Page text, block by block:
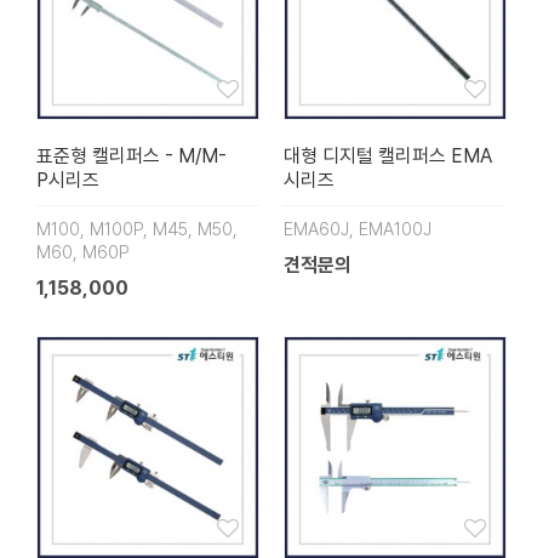
표준형 캘리퍼스 - M/M-
P시리즈
M100, M100P, M45, M50,
M60, M60P
1,158,000
대형 디지털 캘리퍼스 EMA
시리즈
EMA60J, EMA100J
견적문의